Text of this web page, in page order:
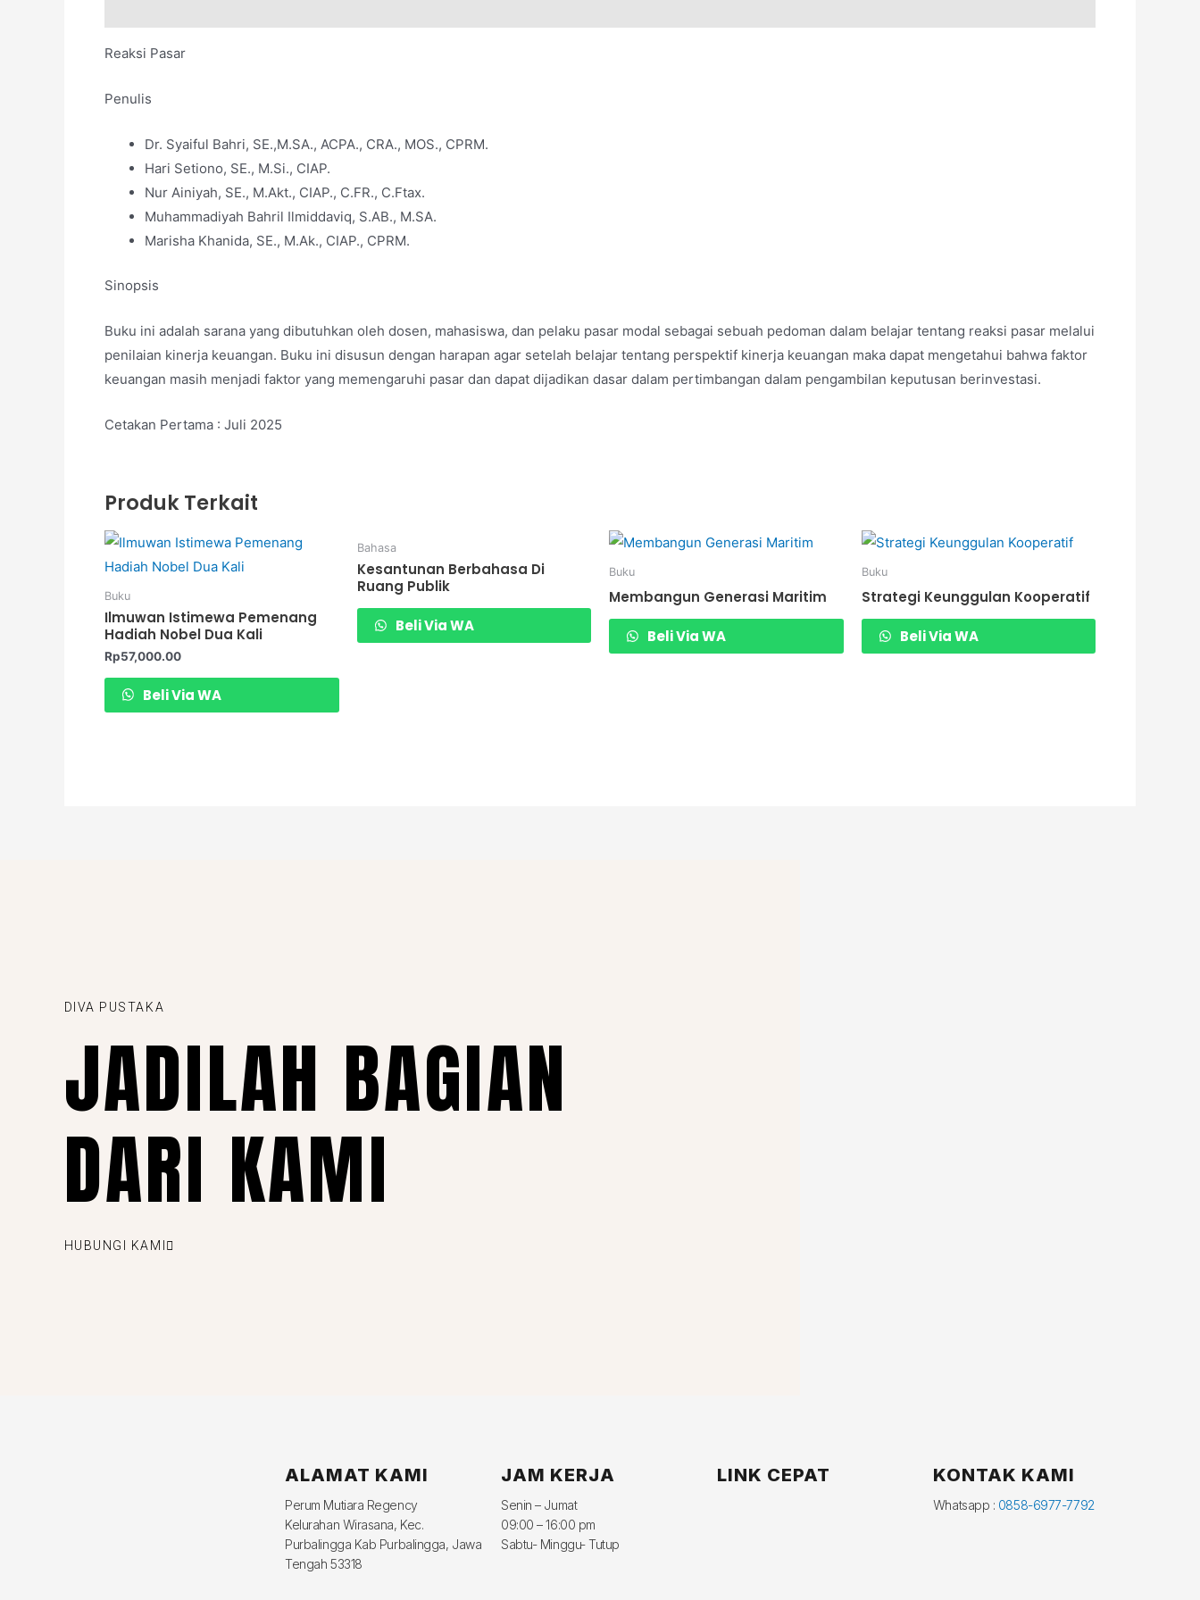
Reaksi Pasar
Penulis
Dr. Syaiful Bahri, SE.,M.SA., ACPA., CRA., MOS., CPRM.
Hari Setiono, SE., M.Si., CIAP.
Nur Ainiyah, SE., M.Akt., CIAP., C.FR., C.Ftax.
Muhammadiyah Bahril Ilmiddaviq, S.AB., M.SA.
Marisha Khanida, SE., M.Ak., CIAP., CPRM.
Sinopsis
Buku ini adalah sarana yang dibutuhkan oleh dosen, mahasiswa, dan pelaku pasar modal sebagai sebuah pedoman dalam belajar tentang reaksi pasar melalui
penilaian kinerja keuangan. Buku ini disusun dengan harapan agar setelah belajar tentang perspektif kinerja keuangan maka dapat mengetahui bahwa faktor
keuangan masih menjadi faktor yang memengaruhi pasar dan dapat dijadikan dasar dalam pertimbangan dalam pengambilan keputusan berinvestasi.
Cetakan Pertama : Juli 2025
Produk Terkait
Buku
Ilmuwan Istimewa Pemenang
Hadiah Nobel Dua Kali
Rp57,000.00
Beli Via WA
Bahasa
Kesantunan Berbahasa Di
Ruang Publik
Beli Via WA
Buku
Membangun Generasi Maritim
Beli Via WA
Buku
Strategi Keunggulan Kooperatif
Beli Via WA
DIVA PUSTAKA
JADILAH BAGIAN
DARI KAMI
HUBUNGI KAMI
ALAMAT KAMI
Perum Mutiara Regency
Kelurahan Wirasana, Kec.
Purbalingga Kab Purbalingga, Jawa
Tengah 53318
JAM KERJA
Senin – Jumat
09:00 – 16:00 pm
Sabtu- Minggu- Tutup
LINK CEPAT KONTAK KAMI
Whatsapp : 0858-6977-7792